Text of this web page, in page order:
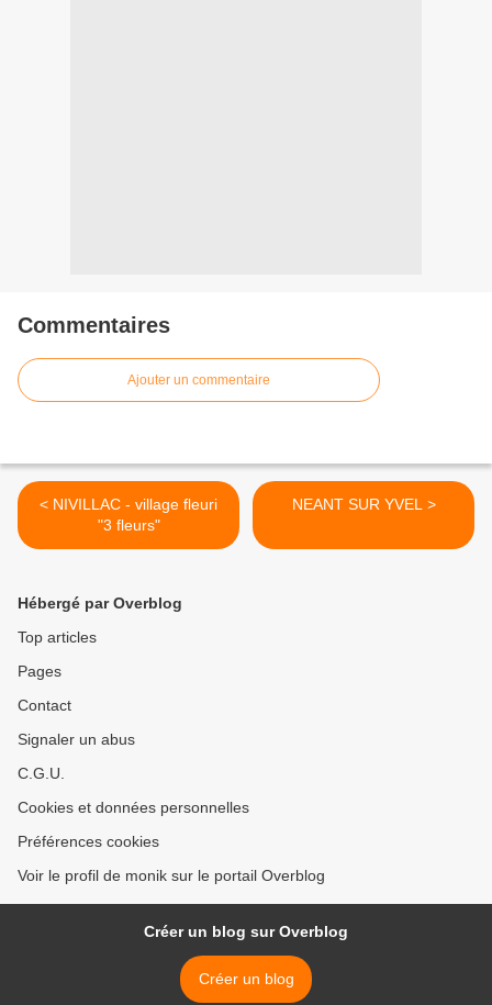
Commentaires
Ajouter un commentaire
< NIVILLAC - village fleuri
"3 fleurs"
NEANT SUR YVEL >
Hébergé par Overblog
Top articles
Pages
Contact
Signaler un abus
C.G.U.
Cookies et données personnelles
Préférences cookies
Voir le profil de monik sur le portail Overblog
Créer un blog sur Overblog
Créer un blog